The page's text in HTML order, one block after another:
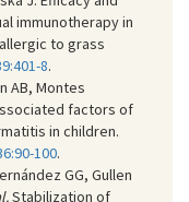
immunotherapy in
to grass
8.
AB, Montes
factors of
in children.
100.
GG, Gullen
Stabilization of